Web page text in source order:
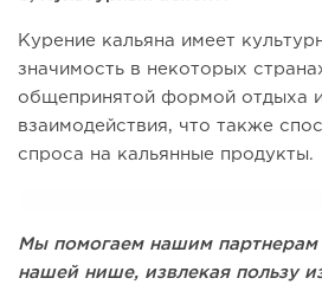
Курение кальяна имеет
значимость в некоторых
общепринятой формой отдыха
взаимодействия, что также
спроса на кальянные продукты.
Мы помогаем нашим партнерам
нашей нише, извлекая пользу